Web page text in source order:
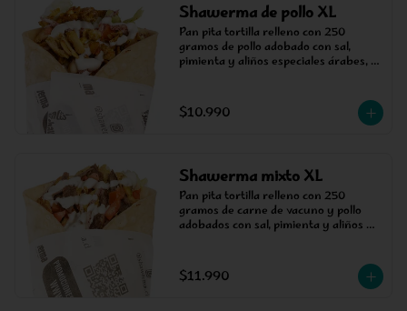
Shawerma de pollo XL
Pan pita tortilla relleno con 250
gramos de pollo adobado con sal,
pimienta y aliños especiales árabes,
árabe y lechuga.
$10.990
Shawerma mixto XL
Pan pita tortilla relleno con 250
gramos de carne de vacuno y pollo
adobados con sal, pimienta y aliños
tomate, cebolla árabe y lechuga.
$11.990